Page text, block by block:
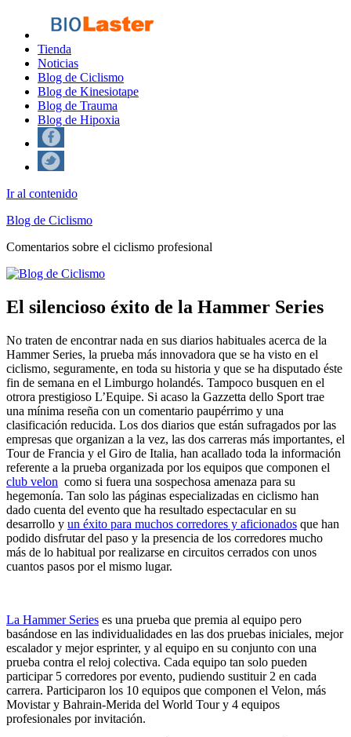
Tienda
Noticias
Blog de Ciclismo
Blog de Kinesiotape
Blog de Trauma
Blog de Hipoxia
Ir al contenido
Blog de Ciclismo
Comentarios sobre el ciclismo profesional
El silencioso éxito de la Hammer Series
No traten de encontrar nada en sus diarios habituales acerca de la
Hammer Series, la prueba más innovadora que se ha visto en el
ciclismo, seguramente, en toda su historia y que se ha disputado éste
fin de semana en el Limburgo holandés. Tampoco busquen en el
otrora prestigioso L’Equipe. Si acaso la Gazzetta dello Sport trae
una mínima reseña con un comentario paupérrimo y una
clasificación reducida. Los dos diarios que están sufragados por las
empresas que organizan a la vez, las dos carreras más importantes, el
Tour de Francia y el Giro de Italia, han acallado toda la información
referente a la prueba organizada por los equipos que componen el
club velon como si fuera una sospechosa amenaza para su
hegemonía. Tan solo las páginas especializadas en ciclismo han
dado cuenta del evento que ha resultado espectacular en su
desarrollo y un éxito para muchos corredores y aficionados que han
podido disfrutar del paso y la presencia de los corredores mucho
más de lo habitual por realizarse en circuitos cerrados con unos
cuantos pasos por el mismo lugar.
La Hammer Series es una prueba que premia al equipo pero
basándose en las individualidades en las dos pruebas iniciales, mejor
escalador y mejor esprinter, y al equipo en su conjunto con una
prueba contra el reloj colectiva. Cada equipo tan solo pueden
participar 5 corredores por evento, pudiendo sustituir 2 en cada
carrera. Participaron los 10 equipos que componen el Velon, más
Movistar y Bahrain-Merida del World Tour y 4 equipos
profesionales por invitación.